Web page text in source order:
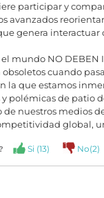
participar y
avanzados
genera interactuar
mundo NO DEBEN
cuando
que estamos
polémicas de patio
nuestros medios
global,
Si (13) No(2)